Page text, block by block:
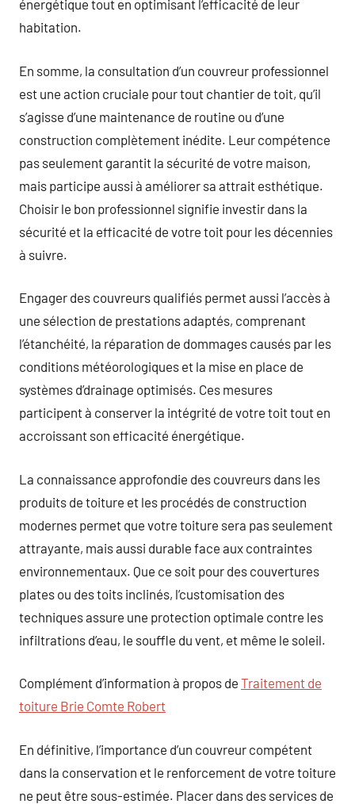
énergétique tout en optimisant l’efficacité de leur
habitation.
En somme, la consultation d’un couvreur professionnel
est une action cruciale pour tout chantier de toit, qu’il
s’agisse d’une maintenance de routine ou d’une
construction complètement inédite. Leur compétence
pas seulement garantit la sécurité de votre maison,
mais participe aussi à améliorer sa attrait esthétique.
Choisir le bon professionnel signifie investir dans la
sécurité et la efficacité de votre toit pour les décennies
à suivre.
Engager des couvreurs qualifiés permet aussi l’accès à
une sélection de prestations adaptés, comprenant
l’étanchéité, la réparation de dommages causés par les
conditions météorologiques et la mise en place de
systèmes d’drainage optimisés. Ces mesures
participent à conserver la intégrité de votre toit tout en
accroissant son efficacité énergétique.
La connaissance approfondie des couvreurs dans les
produits de toiture et les procédés de construction
modernes permet que votre toiture sera pas seulement
attrayante, mais aussi durable face aux contraintes
environnementaux. Que ce soit pour des couvertures
plates ou des toits inclinés, l’customisation des
techniques assure une protection optimale contre les
infiltrations d’eau, le souffle du vent, et même le soleil.
Complément d’information à propos de Traitement de
toiture Brie Comte Robert
En définitive, l’importance d’un couvreur compétent
dans la conservation et le renforcement de votre toiture
ne peut être sous-estimée. Placer dans des services de